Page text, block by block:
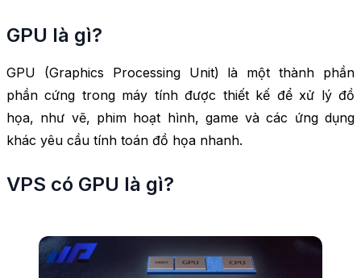
GPU là gì?
GPU (Graphics Processing Unit) là một thành phần
phần cứng trong máy tính được thiết kế để xử lý đồ
họa, như vẽ, phim hoạt hình, game và các ứng dụng
khác yêu cầu tính toán đồ họa nhanh.
VPS có GPU là gì?